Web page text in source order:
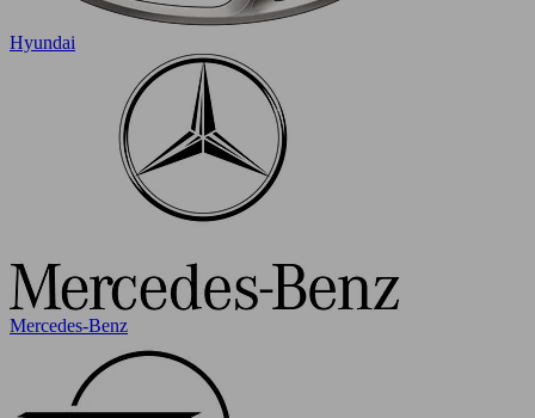
Hyundai
Mercedes-Benz